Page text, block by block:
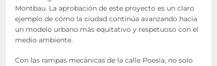
Montbau. La aprobación de este proyecto es un claro
ejemplo de cómo la ciudad continúa avanzando hacia
un modelo urbano más equitativo y respetuoso con el
medio ambiente.
Con las rampas mecánicas de la calle Poesia, no solo